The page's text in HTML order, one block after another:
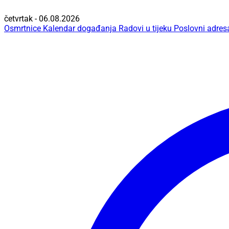
četvrtak - 06.08.2026
Osmrtnice Kalendar događanja Radovi u tijeku Poslovni